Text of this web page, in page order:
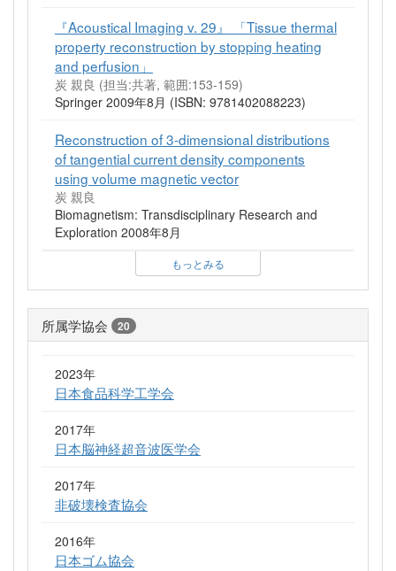
『Acoustical Imaging v. 29』 「Tissue thermal
property reconstruction by stopping heating
and perfusion」
炭 親良 (担当:共著, 範囲:153-159)
Springer 2009年8月 (ISBN: 9781402088223)
Reconstruction of 3-dimensional distributions
of tangential current density components
using volume magnetic vector
炭 親良
Biomagnetism: Transdisciplinary Research and
Exploration 2008年8月
もっとみる
所属学協会 20
2023年
日本食品科学工学会
2017年
日本脳神経超音波医学会
2017年
非破壊検査協会
2016年
日本ゴム協会